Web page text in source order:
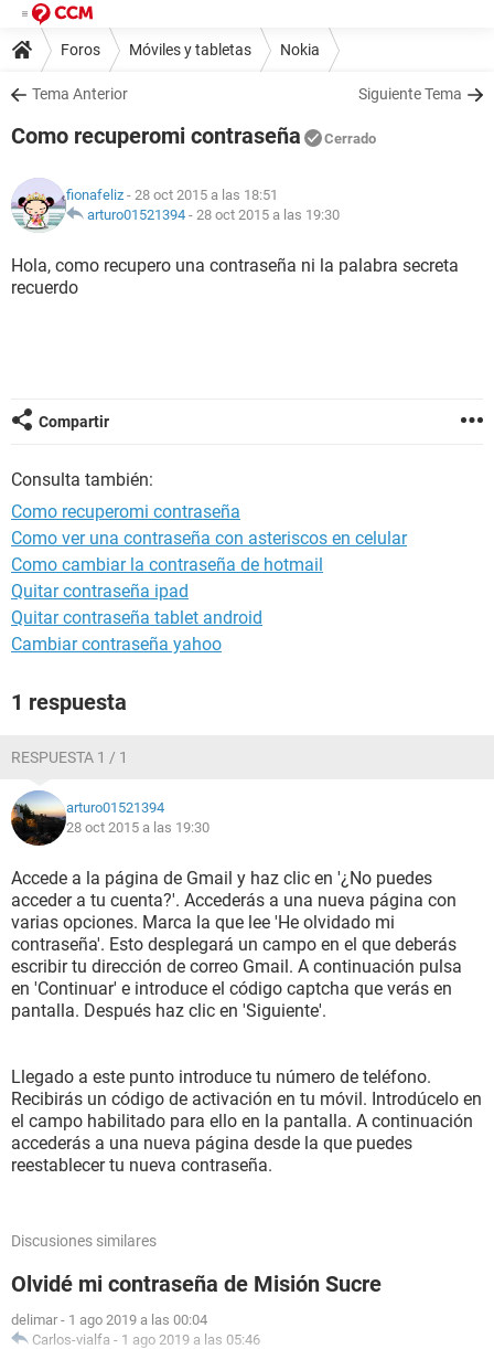
Foros Móviles y tabletas Nokia
Tema Anterior Siguiente Tema
Como recuperomi contraseña Cerrado
fionafeliz - 28 oct 2015 a las 18:51
arturo01521394 - 28 oct 2015 a las 19:30
Hola, como recupero una contraseña ni la palabra secreta
recuerdo
Compartir
Consulta también:
Como recuperomi contraseña
Como ver una contraseña con asteriscos en celular
Como cambiar la contraseña de hotmail
Quitar contraseña ipad
Quitar contraseña tablet android
Cambiar contraseña yahoo
1 respuesta
RESPUESTA 1 / 1
arturo01521394
28 oct 2015 a las 19:30
Accede a la página de Gmail y haz clic en '¿No puedes
acceder a tu cuenta?'. Accederás a una nueva página con
varias opciones. Marca la que lee 'He olvidado mi
contraseña'. Esto desplegará un campo en el que deberás
escribir tu dirección de correo Gmail. A continuación pulsa
en 'Continuar' e introduce el código captcha que verás en
pantalla. Después haz clic en 'Siguiente'.
Llegado a este punto introduce tu número de teléfono.
Recibirás un código de activación en tu móvil. Introdúcelo en
el campo habilitado para ello en la pantalla. A continuación
accederás a una nueva página desde la que puedes
reestablecer tu nueva contraseña.
Discusiones similares
Olvidé mi contraseña de Misión Sucre
delimar - 1 ago 2019 a las 00:04
Carlos-vialfa - 1 ago 2019 a las 05:46